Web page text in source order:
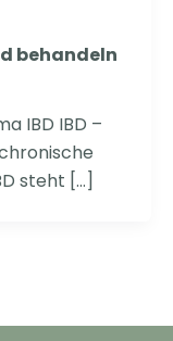
behandeln
IBD IBD –
steht […]